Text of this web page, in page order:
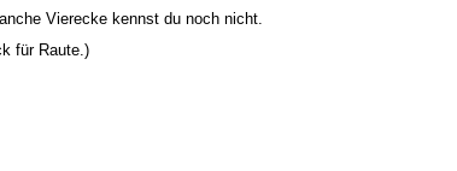
Vierecke kennst du noch nicht.
für Raute.)